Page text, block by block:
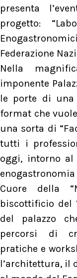
presenta
progetto:
Federazione
Nella
imponente
le porte di una
format che
una sorta di
tutti i
oggi, intorno
enogastronomia
Cuore della
biscottificio del
del palazzo
percorsi di
pratiche e
l’architettura, il